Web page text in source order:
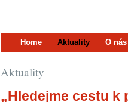
Home Aktuality O nás
Aktuality
„Hledejme cestu k